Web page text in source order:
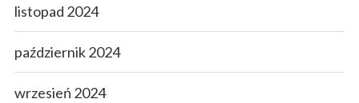
listopad 2024
październik 2024
wrzesień 2024